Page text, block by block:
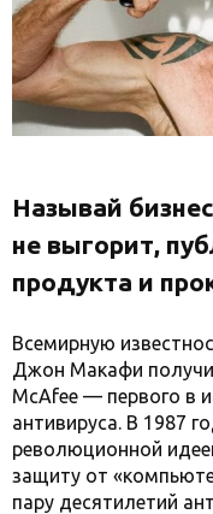
Называй
не выгорит,
продукта и
Всемирную
Джон Макафи
McAfee — первого в
антивируса. В 1987
революционной
защиту от
пару десятилетий